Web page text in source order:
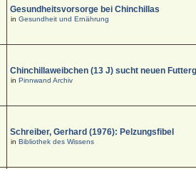
Gesundheitsvorsorge bei Chinchillas
inGesundheit und Ernährung
Chinchillaweibchen (13 J) sucht neuen
inPinnwand Archiv
Schreiber, Gerhard (1976): Pelzungsfibel
inBibliothek des Wissens